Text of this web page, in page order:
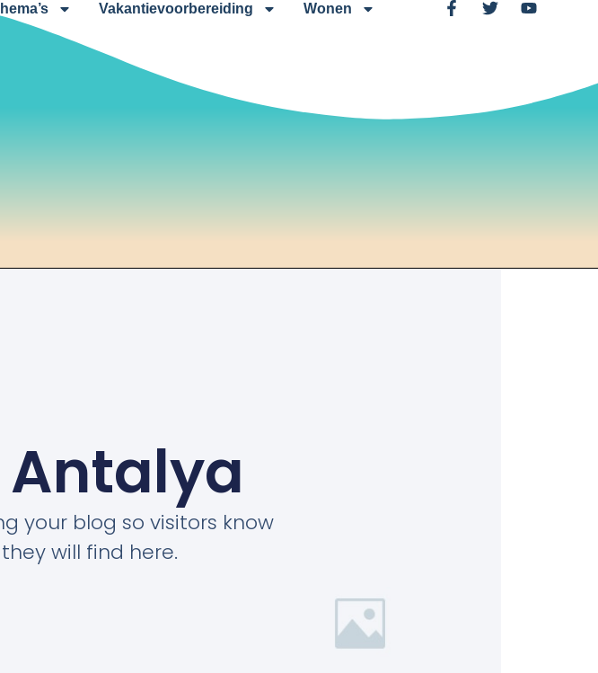
Vakantievoorbereiding Wonen
Antalya
your blog so visitors know
will find here.